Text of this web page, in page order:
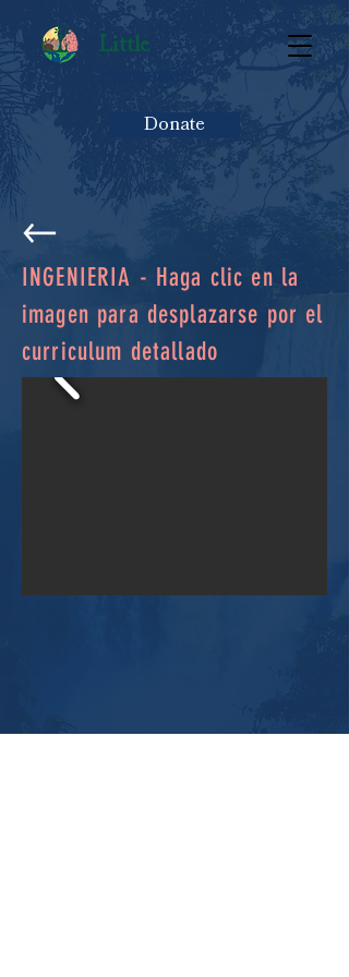
Little
Passengers
Donate
INGENIERIA - Haga clic en la
imagen para desplazarse por el
curriculum detallado